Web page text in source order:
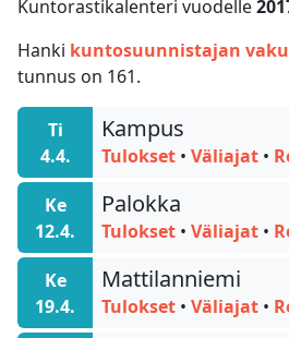
Kuntorastikalenteri vuodelle
Hanki kuntosuunnistajan
tunnus on 161.
Ti
4.4.
Kampus
Tulokset •Väliajat •
Ke
12.4.
Palokka
Tulokset •Väliajat •
Ke
19.4.
Mattilanniemi
Tulokset •Väliajat •